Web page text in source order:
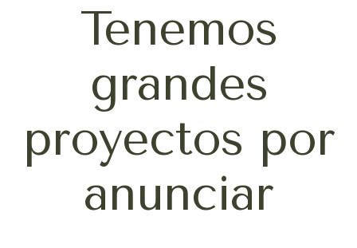
Tenemos
grandes
proyectos por
anunciar